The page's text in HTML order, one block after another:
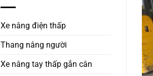
Xe nâng điện thấp
Thang nâng người
Xe nâng tay thấp gắn cân